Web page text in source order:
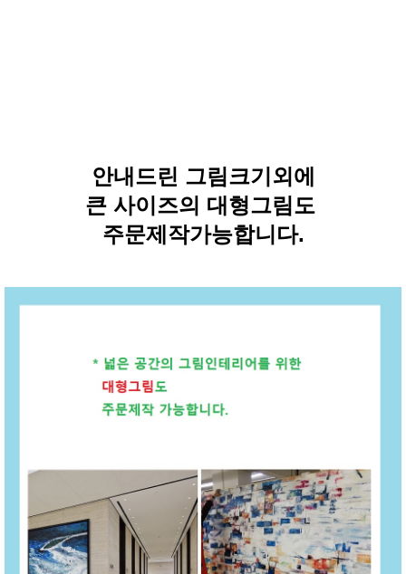
안내드린 그림크기외에
큰 사이즈의 대형그림도
주문제작가능합니다.